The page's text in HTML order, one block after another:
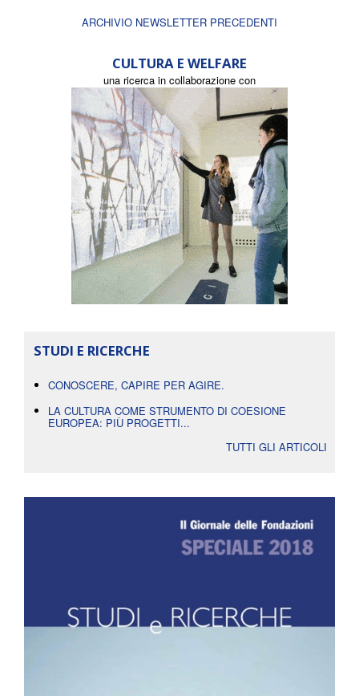
ARCHIVIO NEWSLETTER PRECEDENTI
CULTURA E WELFARE
una ricerca in collaborazione con
STUDI E RICERCHE
CONOSCERE, CAPIRE PER AGIRE.
LA CULTURA COME STRUMENTO DI COESIONE
EUROPEA: PIÙ PROGETTI...
TUTTI GLI ARTICOLI